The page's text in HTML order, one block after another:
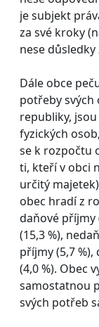
je subjekt
za své kroky
nese
Dále obce
potřeby svých
republiky,
fyzických
se k rozpočtu
ti, kteří v obci
určitý
obec hradí z
daňové příjmy
(15,3 %),
příjmy (5,7
(4,0 %). Obec
samostatnou
svých potřeb